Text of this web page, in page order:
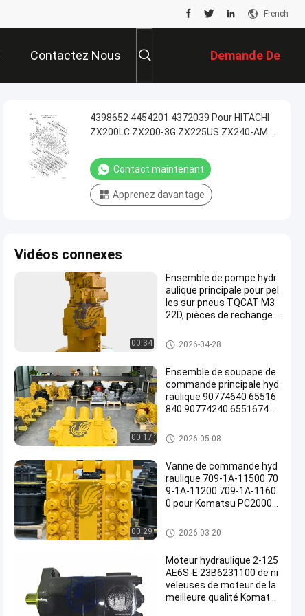
French
Contactez Nous Demande De
Soumission
4398652 4454201 4372039 Pour HITACHI
ZX200LC ZX200-3G ZX225US ZX240-AMS
commande principale Construction de
machines pièces détachées de haute
qualité Original
Contact maintenant
Apprenez davantage
Vidéos connexes
00:34
Ensemble de pompe hydr
aulique principale pour pel
les sur pneus TQCAT M3
22D, pièces de rechange r
196-8429 251-8036 432-8
163 251-8037 432-8569
Excavatrice Hydraulic Pump
2026-04-28
00:17
Ensemble de soupape de
commande principale hyd
raulique 90774640 65516
840 90774240 65516740
000-6 PC4000-6, pièces d
e rechange pour mines de
Excavatrice Main Control Valv
e
2026-05-08
00:29
Vanne de commande hyd
raulique 709-1A-11500 70
9-1A-11200 709-1A-1160
0 pour Komatsu PC2000-
Excavatrice Main Control Valv
e
2026-03-20
Moteur hydraulique 2-125
AE6S-E 23B6231100 de ni
veleuses de moteur de la
meilleure qualité Komats